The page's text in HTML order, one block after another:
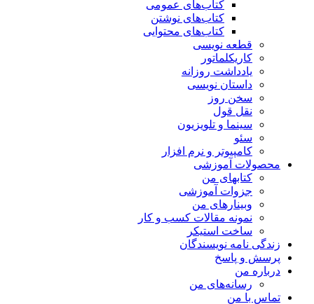
کتاب‌های عمومی
کتاب‌های نوشتن
کتاب‌های محتوایی
قطعه نویسی
کاریکلماتور
یادداشت روزانه
داستان نویسی
سخن روز
نقل قول
سینما و تلویزیون
سئو
کامپیوتر و نرم افزار
محصولات آموزشی
کتابهای من
جزوات آموزشی
وبینارهای من
نمونه مقالات کسب و کار
ساخت استیکر
زندگی نامه نویسندگان
پرسش و پاسخ
درباره من
رسانه‌ها‌ی من
تماس با من